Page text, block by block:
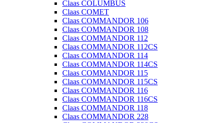
Claas COLUMBUS
Claas COMET
Claas COMMANDOR 106
Claas COMMANDOR 108
Claas COMMANDOR 112
Claas COMMANDOR 112CS
Claas COMMANDOR 114
Claas COMMANDOR 114CS
Claas COMMANDOR 115
Claas COMMANDOR 115CS
Claas COMMANDOR 116
Claas COMMANDOR 116CS
Claas COMMANDOR 118
Claas COMMANDOR 228